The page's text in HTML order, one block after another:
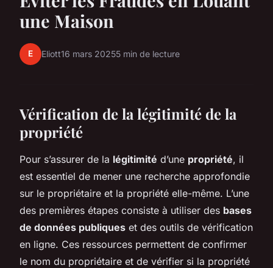
une Maison
E Eliott16 mars 20255 min de lecture
Vérification de la légitimité de la
propriété
Pour s’assurer de la légitimité d’une propriété, il
est essentiel de mener une recherche approfondie
sur le propriétaire et la propriété elle-même. L’une
des premières étapes consiste à utiliser des bases
de données publiques et des outils de vérification
en ligne. Ces ressources permettent de confirmer
le nom du propriétaire et de vérifier si la propriété